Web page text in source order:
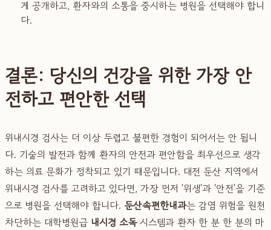
게 공개하고, 환자와의 소통을 중시하는 병원을 선택해야 합니
다.
결론: 당신의 건강을 위한 가장 안
전하고 편안한 선택
위내시경 검사는 더 이상 두렵고 불편한 경험이 되어서는 안 됩니
다. 기술의 발전과 함께 환자의 안전과 편안함을 최우선으로 생각
하는 의료 문화가 정착되고 있기 때문입니다. 대전 둔산 지역에서
위내시경 검사를 고려하고 있다면, 가장 먼저 '위생'과 '안전'을 기준
으로 병원을 선택해야 합니다. 둔산속편한내과는 감염 위험을 원천
차단하는 대학병원급 내시경 소독시스템과 환자 한 분 한 분의 마